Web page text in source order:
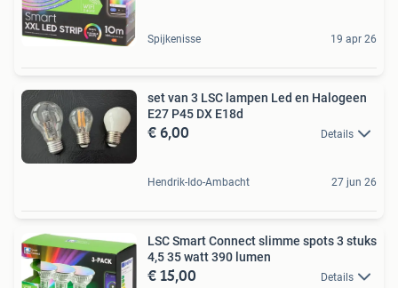
Spijkenisse 19 apr 26
set van 3 LSC lampen Led en Halogeen
E27 P45 DX E18d
€ 6,00 Details
Hendrik-Ido-Ambacht 27 jun 26
LSC Smart Connect slimme spots 3 stuks
4,5 35 watt 390 lumen
€ 15,00 Details